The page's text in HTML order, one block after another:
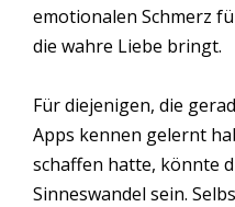
emotionalen Schmerz
die wahre Liebe bringt.
Für diejenigen, die
Apps kennen gelernt
schaffen hatte, könnte
Sinneswandel sein.